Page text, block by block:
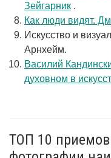
Зейгарник .
Как люди видят.
Искусство и
Арнхейм.
Василий
духовном в
ТОП 10